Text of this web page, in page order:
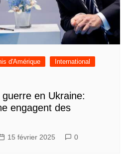
d'Amérique
International
en Ukraine:
engagent des
15 février 2025 0